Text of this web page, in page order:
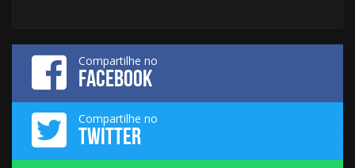
Compartilhe no
FACEBOOK
Compartilhe no
TWITTER